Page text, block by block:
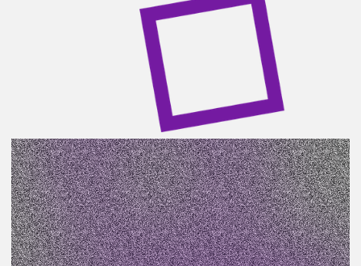
Ein regelmäßiger Improvisations-Theater-Workshop
mit den beiden Theatervermittelnden Anja Engelhard
und Tillmann Stämmler.